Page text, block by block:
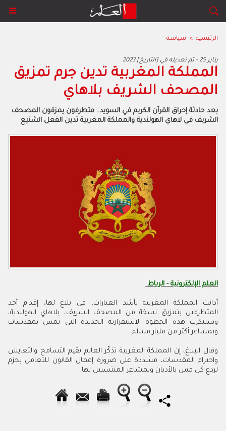
الرئيسية > سياسة
2023 يناير 25 - تم تعديله في [التاريخ]
المملكة المغربية تدين جرم تمزيق
المصحف الشريف بلاهاي
بعد حادثة إحراق القرآن الكريم في السويد.. متطرفون يمزقون المصحف
الشريف في لاهاي الهولندية والمملكة المغربية تدين الفعل الشنيع
العلم الإلكترونية - الرباط
أدانت المملكة المغربية بأشد العبارات، في بلاغ لها، إقدام أحد
المتطرفين بتمزيق نسخة من المصحف الشريف، بلاهاي الهولندية،
وستنكرت هذه الخطوة الاستفزازية الجديدة التي تمس بمقدسات
وبمشاعر أكثر من مليار مسلم.
وقال البلاغ، إن المملكة المغربية تذكّر العالم بقيم التسامح والتعايش
واحترام المقدسات، مشددة على ضرورة إعمال القانون للتعامل بحزم
لردع كل مس بالأديان وبمشاعر المنتسبين لها.